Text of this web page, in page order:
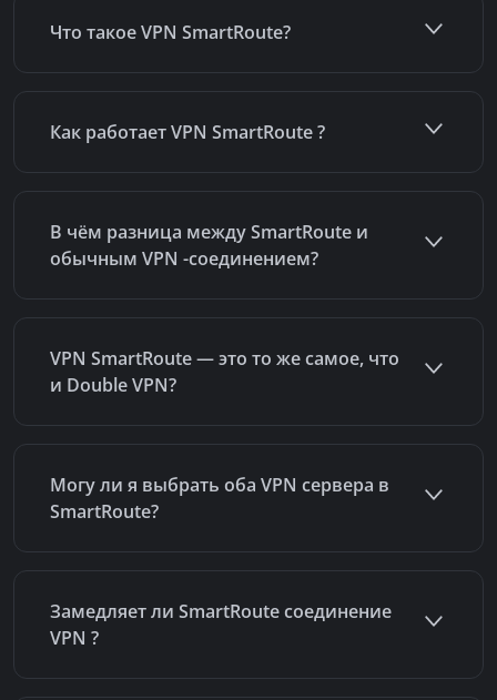
Что такое VPN SmartRoute?
Как работает VPN SmartRoute ?
В чём разница между SmartRoute и
обычным VPN -соединением?
VPN SmartRoute — это то же самое, что
и Double VPN?
Могу ли я выбрать оба VPN сервера в
SmartRoute?
Замедляет ли SmartRoute соединение
VPN ?